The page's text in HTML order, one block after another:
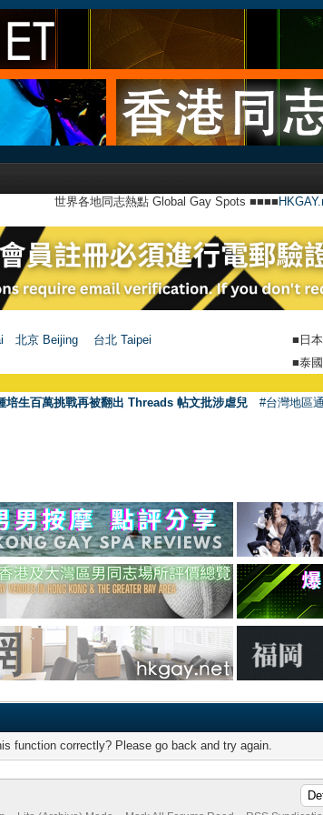
世界各地同志熱點 Global Gay Spots ■■■■
北京 Beijing 台北 Taipei ■日
■泰
生百萬挑戰再被翻出 Threads 帖文批涉虐兒 #台灣地區
function correctly? Please go back and try again.